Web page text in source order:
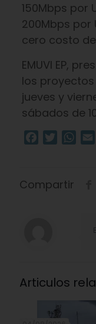
150Mbps por
200Mbps por
cero costo
EMUVI EP,
los
jueves y
sábados de
Facebook
Twitter
Compartir
Articulos